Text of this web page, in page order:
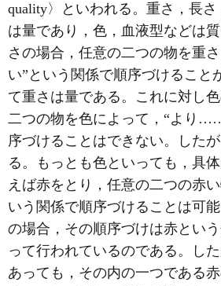
quality〉といわれる。重さ，長
は量であり，色，血液型などは
さの場合，任意の二つの物を重
い”という関係で順序づけること
て重さは量である。これに対し
二つの物を色によって，“より
序づけることはできない。した
る。もっとも色といっても，具
えば赤をとり，任意の二つの赤
いう関係で順序づけることは可
の場合，その順序づけは赤とい
って行われているのである。し
あっても，その内の一つである